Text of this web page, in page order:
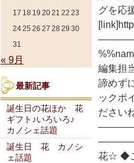
グを応
編集担
諦めず
ックポ
ださい
花☆ ◆
17 18 19 2021 22 23
2425 26 27 28 29 30
31
« 9月
最新記事
誕生日の花ほか 花
ギフト♪いろいろ♪
カノシェ話題
誕生日 花 カノシ
ェ話題